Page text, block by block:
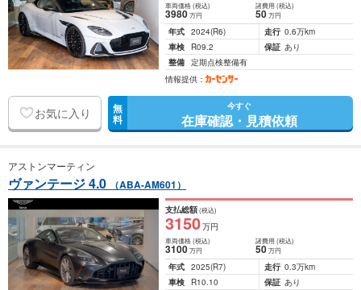
車両価格(税込)
3980万円
諸費用 (税込)
50 万円
年式 2024(R6) 走行 0.6万km
車検
R09.2 保証 あり
整備 定期点検整備有
情報提供：
お気に入り 無
料
今すぐ
在庫確認・見積依頼
アストンマーティン
ヴァンテージ 4.0 （ABA-AM601）
支払総額(税込)
3150万円
車両価格(税込)
3100万円
諸費用 (税込)
50 万円
年式 2025(R7) 走行 0.3万km
車検
R10.10 保証 あり